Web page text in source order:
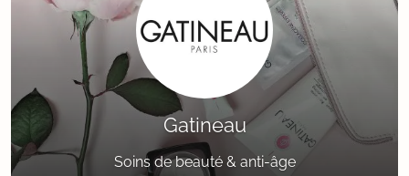
Gatineau
Soins de beauté & anti-âge